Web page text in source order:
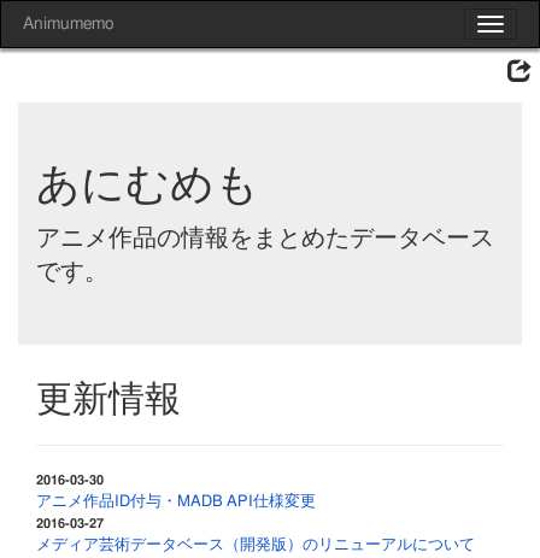
Toggle
Animumemo
あにむめも
アニメ作品の情報をまとめたデータベース
です。
更新情報
2016-03-30
アニメ作品ID付与・MADB API仕様変更
2016-03-27
メディア芸術データベース（開発版）のリニューアルについて